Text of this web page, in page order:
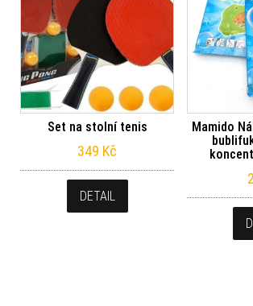
Set na stolní tenis
349 Kč
DETAIL
Mamido